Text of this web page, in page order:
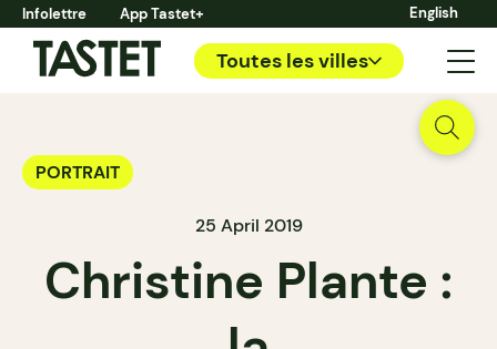
Infolettre App Tastet+ English
Toutes les villes
PORTRAIT
25 April 2019
Christine Plante :